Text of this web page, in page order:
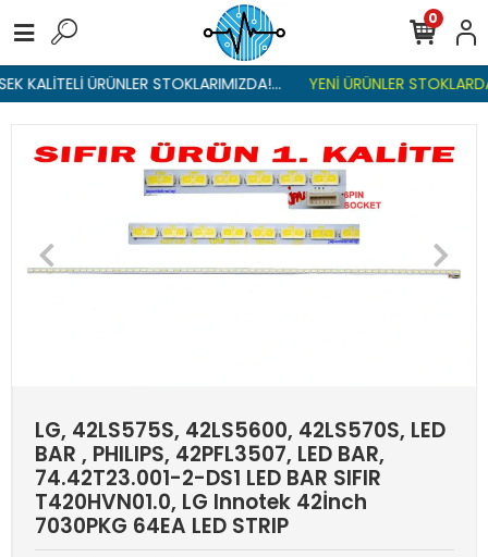
KALİTELİ ÜRÜNLER STOKLARIMIZDA!... YENİ ÜRÜNLER
0
LG, 42LS575S, 42LS5600, 42LS570S, LED
BAR , PHILIPS, 42PFL3507, LED BAR,
74.42T23.001-2-DS1 LED BAR SIFIR
T420HVN01.0, LG Innotek 42İnch
7030PKG 64EA LED STRIP